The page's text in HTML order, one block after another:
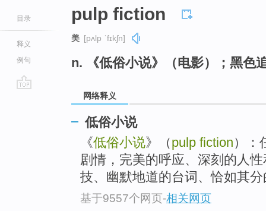
目录
释义
例句
pulp fiction
美 [pʌlp ˈfɪkʃn]
n. 《低俗小说》（电影）；黑色
网络释义
低俗小说
《低俗小说》（pulp fiction）：
剧情，完美的呼应、深刻的人
技、幽默地道的台词、恰如其
基于9557个网页-相关网页